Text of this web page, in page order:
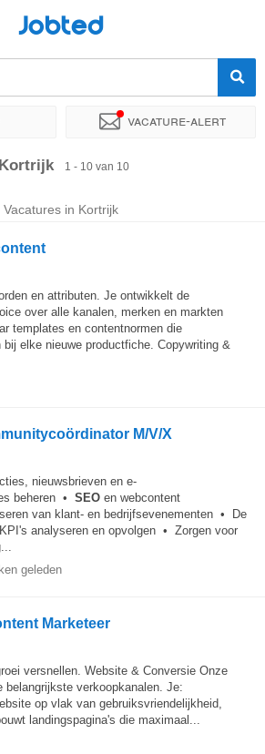
Jobted
Vacature-alert
locatie Bedrijf
1 - 10 van 10
in Kortrijk
en attributen. Je ontwikkelt de
over alle kanalen, merken en markten
templates en contentnormen die
elke nieuwe productfiche. Copywriting &
M/V/X
nieuwsbrieven en e-
beheren • SEO en webcontent
van klant- en bedrijfsevenementen • De
analyseren en opvolgen • Zorgen voor
geleden
Marketeer
versnellen. Website & Conversie Onze
belangrijkste verkoopkanalen. Je:
op vlak van gebruiksvriendelijkheid,
landingspagina's die maximaal...